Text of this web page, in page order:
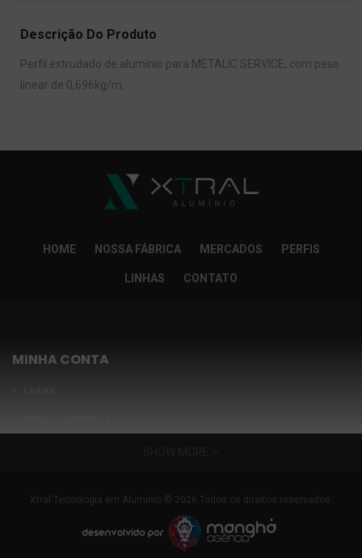
Descrição Do Produto
Perfil extrudado de alumínio para METALIC SERVICE, com peso
linear de 0,696kg/m.
HOME NOSSA FÁBRICA MERCADOS PERFIS
LINHAS CONTATO
MINHA CONTA
INFORMAÇÕES
Nossa fábrica
Xtral Tecnologia em Alumínio © 2026.Todos os direitos reservados.